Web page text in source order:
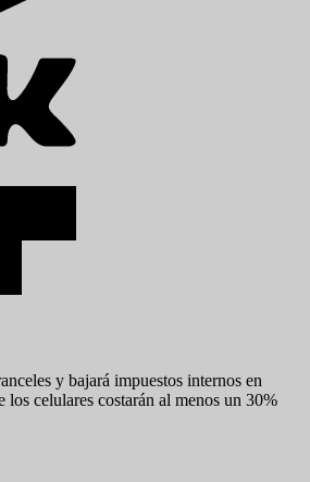
y bajará impuestos internos en
los celulares costarán al menos un 30%